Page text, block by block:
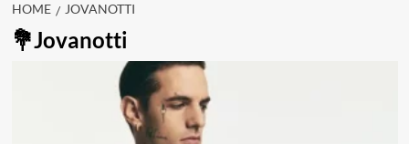
HOME JOVANOTTI
Jovanotti